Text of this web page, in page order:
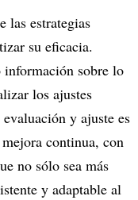
las estrategias
su eficacia.
sobre lo
los ajustes
y ajuste es
continua, con
no sólo sea más
y adaptable al